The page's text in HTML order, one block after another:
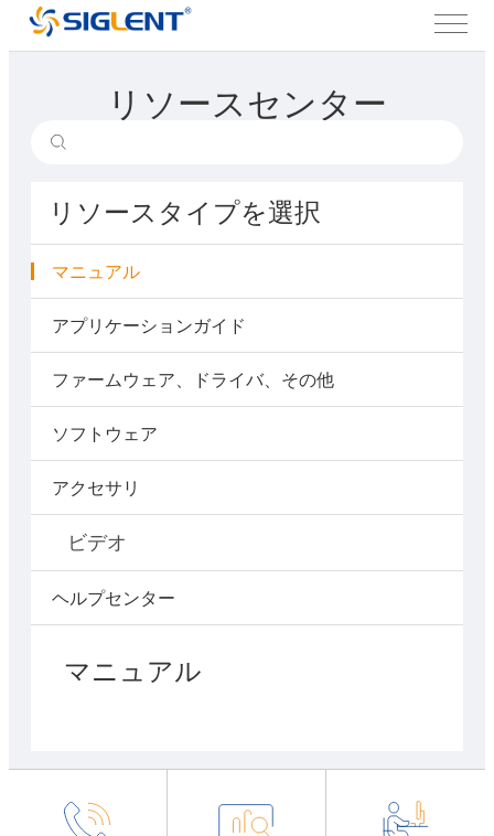
リソースセンター
リソースタイプを選択
マニュアル
アプリケーションガイド
ファームウェア、ドライバ、その他
ソフトウェア
アクセサリ
ビデオ
ヘルプセンター
マニュアル